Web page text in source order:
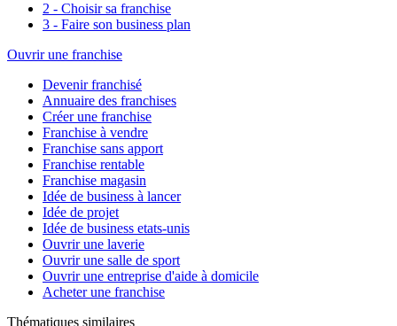
2 - Choisir sa franchise
3 - Faire son business plan
Ouvrir une franchise
Devenir franchisé
Annuaire des franchises
Créer une franchise
Franchise à vendre
Franchise sans apport
Franchise rentable
Franchise magasin
Idée de business à lancer
Idée de projet
Idée de business etats-unis
Ouvrir une laverie
Ouvrir une salle de sport
Ouvrir une entreprise d'aide à domicile
Acheter une franchise
Thématiques similaires